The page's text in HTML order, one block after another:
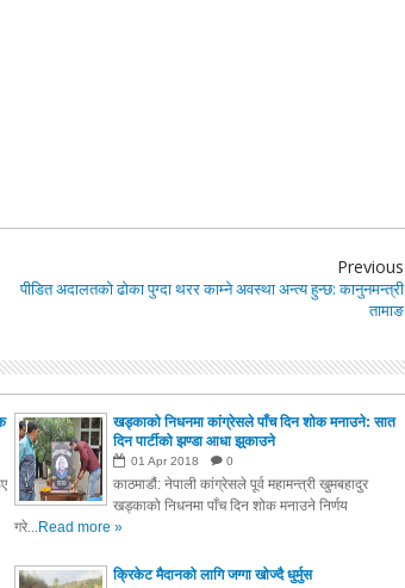
Previous
पीडित अदालतको ढोका पुग्दा थरर काम्ने अवस्था अन्त्य हुन्छ: कानुनमन्त्री
तामाङ
खड्काको निधनमा कांग्रेसले पाँच दिन शोक मनाउने: सात
दिन पार्टीको झण्डा आधा झुकाउने
01 Apr 2018 0
काठमाडौं: नेपाली कांग्रेसले पूर्व महामन्त्री खुमबहादुर
खड्काको निधनमा पाँच दिन शोक मनाउने निर्णय
गरे... Read more »
क्रिकेट मैदानको लागि जग्गा खोज्दै धुर्मुस